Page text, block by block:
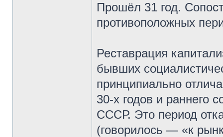
Прошёл 31 год.
противоположных
Реставрация
бывших
принципиально
30-х годов и раннего
СССР. Это период
(говорилось — «к